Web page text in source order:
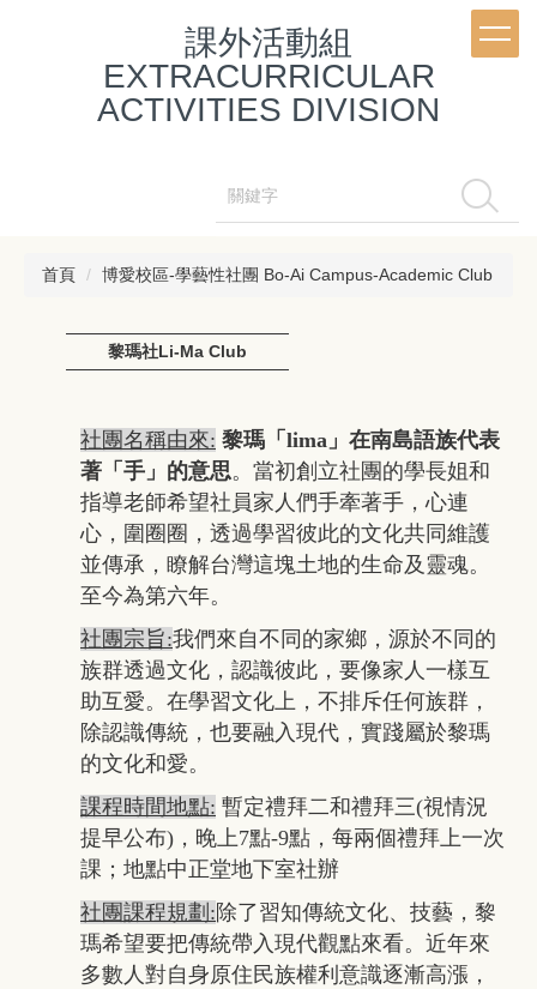
課外活動組
EXTRACURRICULAR
ACTIVITIES DIVISION
搜尋
首頁 博愛校區-學藝性社團 Bo-Ai Campus-Academic Club
黎瑪社Li-Ma Club
社團名稱由來: 黎瑪「lima」在南島語族代表
著「手」的意思。當初創立社團的學長姐和
指導老師希望社員家人們手牽著手，心連
心，圍圈圈，透過學習彼此的文化共同維護
並傳承，瞭解台灣這塊土地的生命及靈魂。
至今為第六年。
社團宗旨:我們來自不同的家鄉，源於不同的
族群透過文化，認識彼此，要像家人一樣互
助互愛。在學習文化上，不排斥任何族群，
除認識傳統，也要融入現代，實踐屬於黎瑪
的文化和愛。
課程時間地點: 暫定禮拜二和禮拜三(視情況
提早公布)，晚上7點-9點，每兩個禮拜上一次
課；地點中正堂地下室社辦
社團課程規劃: 除了習知傳統文化、技藝，黎
瑪希望要把傳統帶入現代觀點來看。近年來
多數人對自身原住民族權利意識逐漸高漲，